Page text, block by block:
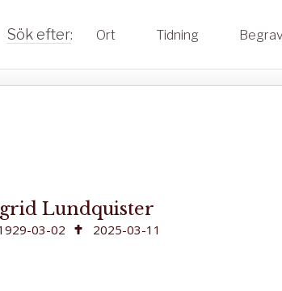
Ort Tidning
Lundquister
03-02 2025-03-11